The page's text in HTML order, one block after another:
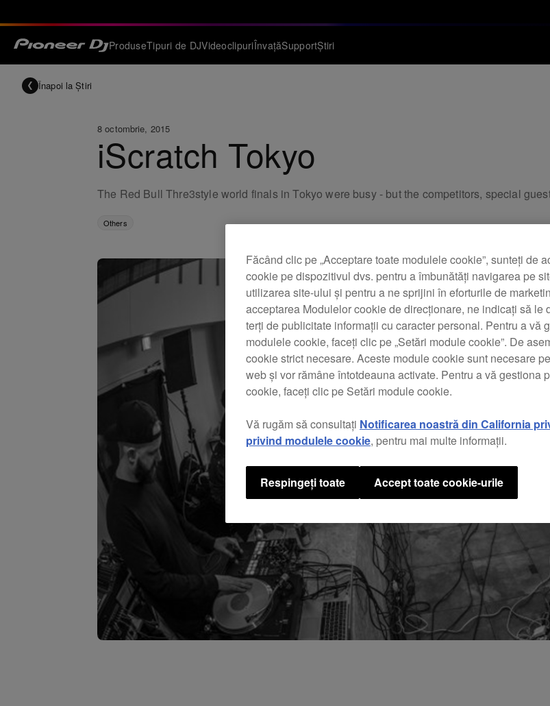
ProduseTipuri de DJVideoclipuriÎnvațăSupportȘtiri
Înapoi la Știri
8 octombrie, 2015
iScratch Tokyo
The Red Bull Thre3style world finals in Tokyo were busy - but the competitors, special
Others
Făcând clic pe „Acceptare toate modulele cookie”, sunteți de
cookie pe dispozitivul dvs. pentru a îmbunătăți navigarea pe
utilizarea site-ului și pentru a ne sprijini în eforturile de
acceptarea Modulelor cookie de direcționare, ne indicați să le
terți de publicitate informații cu caracter personal. Pentru a vă
modulele cookie, faceți clic pe „Setări module cookie”. De
cookie strict necesare. Aceste module cookie sunt necesare
web și vor rămâne întotdeauna activate. Pentru a vă gestiona
cookie, faceți clic pe Setări module cookie.
Vă rugăm să consultați Notificarea noastră din California
privind modulele cookie, pentru mai multe informații.
Respingeți toate Accept toate cookie-urile